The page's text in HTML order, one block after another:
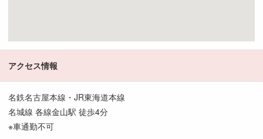
アクセス情報
名鉄名古屋本線・JR東海道本線
名城線 各線金山駅 徒歩4分
※車通勤不可